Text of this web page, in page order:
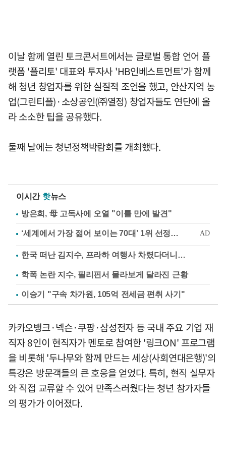
이날 함께 열린 토크콘서트에서는 글로벌 통합 언어 플
랫폼 '플리토' 대표와 투자사 'HB인베스트먼트'가 함께
해 청년 창업자를 위한 실질적 조언을 했고, 안산지역 농
업(그린티플)·소상공인(㈜열정) 창업자들도 연단에 올
라 소소한 팁을 공유했다.
둘째 날에는 청년정책박람회를 개최했다.
이시간 핫뉴스
방은희, 母 고독사에 오열 "이틀 만에 발견"
한국 떠난 김지수, 프라하 여행사 차렸다더니…
학폭 논란 지수, 필리핀서 몰라보게 달라진 근황
이승기 "구속 차가원, 105억 전세금 편취 사기"
카카오뱅크·넥슨·쿠팡·삼성전자 등 국내 주요 기업 재
직자 8인이 현직자가 멘토로 참여한 '링크ON' 프로그램
을 비롯해 '두나무와 함께 만드는 세상(사회연대은행)'의
특강은 방문객들의 큰 호응을 얻었다. 특히, 현직 실무자
와 직접 교류할 수 있어 만족스러웠다는 청년 참가자들
의 평가가 이어졌다.